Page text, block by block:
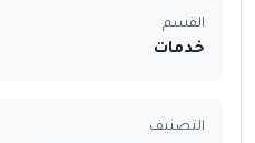
القسم
خدمات
التصنيف